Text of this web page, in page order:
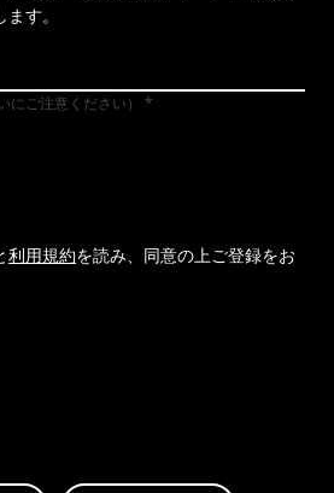
す。
にご注意ください）
利用規約を読み、同意の上ご登録をお